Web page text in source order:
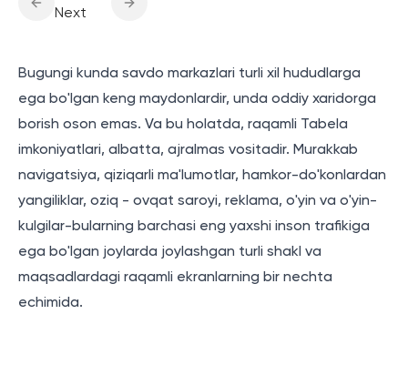
Next
Bugungi kunda savdo markazlari turli xil hududlarga
ega bo'lgan keng maydonlardir, unda oddiy xaridorga
borish oson emas. Va bu holatda, raqamli Tabela
imkoniyatlari, albatta, ajralmas vositadir. Murakkab
navigatsiya, qiziqarli ma'lumotlar, hamkor-do'konlardan
yangiliklar, oziq - ovqat saroyi, reklama, o'yin va o'yin-
kulgilar-bularning barchasi eng yaxshi inson trafikiga
ega bo'lgan joylarda joylashgan turli shakl va
maqsadlardagi raqamli ekranlarning bir nechta
echimida.